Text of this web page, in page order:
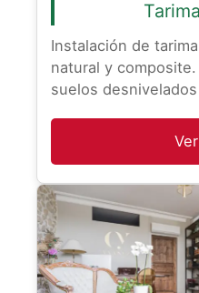
Instalación de
natural y
suelos